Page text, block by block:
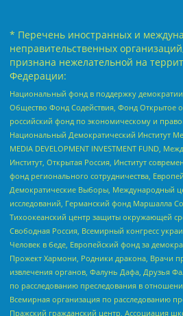
* Перечень иностранных и
неправительственных
признана нежелательной на
Федерации:
Национальный фонд в поддержку
Общество Фонд Содействия, Фонд Открытое
российский фонд по экономическому и
Национальный Демократический Институт
MEDIA DEVELOPMENT INVESTMENT FUND,
Институт, Открытая Россия, Институт
фонд регионального сотрудничества,
Демократические Выборы, Международный
исследований, Германский фонд Маршалла
Тихоокеанский центр защиты окружающей
Свободная Россия, Всемирный конгресс
Человек в беде, Европейский фонд за
Прожект Хармони, Родники дракона, Врачи
извлечения органов, Фалунь Дафа, Друзья
по расследованию преследования в
Всемирная организация по расследованию
Пражский гражданский центр, Ассоциация